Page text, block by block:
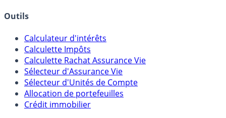
Calculateur d'intérêts
Calculette Impôts
Calculette Rachat Assurance Vie
Sélecteur d'Assurance Vie
Sélecteur d'Unités de Compte
Allocation de portefeuilles